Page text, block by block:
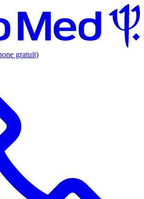
gratuit)